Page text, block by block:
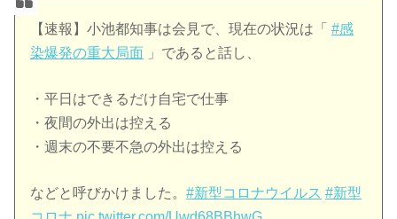
【速報】小池都知事は会見で、現在の状況は「#感
染爆発の重大局面 」であると話し、
・平日はできるだけ自宅で仕事
・夜間の外出は控える
・週末の不要不急の外出は控える
などと呼びかけました。#新型コロナウイルス #新型